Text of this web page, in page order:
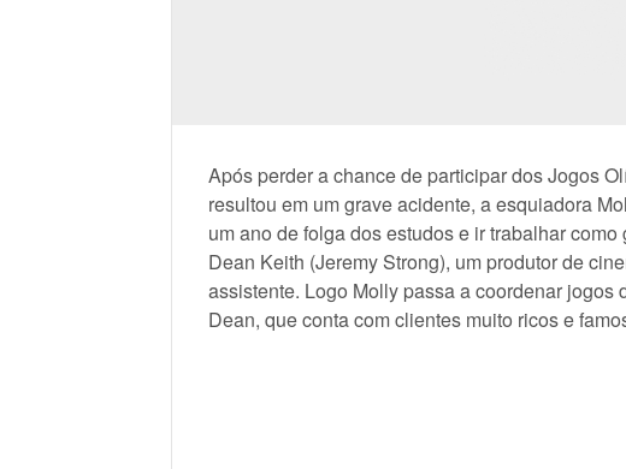
Após perder a chance de participar dos Jogos
resultou em um grave acidente, a esquiadora
um ano de folga dos estudos e ir trabalhar
Dean Keith (Jeremy Strong), um produtor de
assistente. Logo Molly passa a coordenar
Dean, que conta com clientes muito ricos e